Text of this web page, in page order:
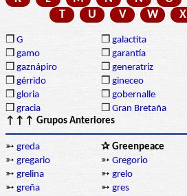
T
U V W X
❒ G ❒ galactita
❒ gamo ❒ garantía
❒ gaznápiro ❒ generatriz
❒ gérrido ❒ gineceo
❒ gloria ❒ gobernalle
❒ gracia ❒ Gran Bretaña
↑↑↑ Grupos Anteriores
➳ greda ✰ Greenpeace
➳ gregario ➳ Gregorio
➳ grelina ➳ grelo
➳ greña ➳ gres